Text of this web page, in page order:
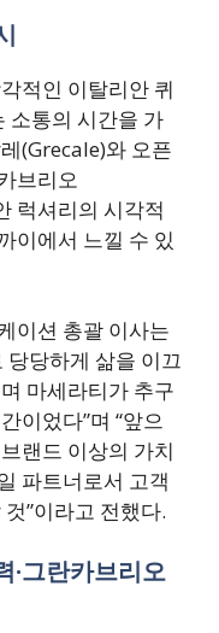
적인 이탈리안 퀴
소통의 시간을 가
(Grecale)와 오픈
브리오
럭셔리의 시각적
이에서 느낄 수 있
이션 총괄 이사는
당당하게 삶을 이끄
마세라티가 추구
이었다”며 “앞으
랜드 이상의 가치
파트너로서 고객
”이라고 전했다.
·그란카브리오